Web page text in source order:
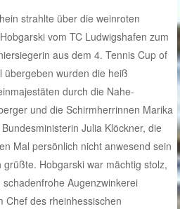
strahlte über die weinroten
vom TC Ludwigshafen zum
aus dem 4. Tennis Cup of
übergeben wurden die heiß
durch die Nahe-
und die Schirmherrinnen Marika
Julia Klöckner, die
Mal persönlich nicht anwesend sein
Hobgarski war mächtig stolz,
Augenzwinkerei
Chef des rheinhessischen